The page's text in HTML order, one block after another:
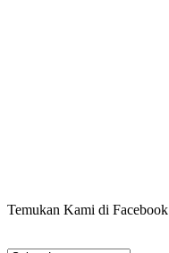
Temukan Kami di Facebook